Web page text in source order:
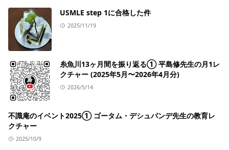
USMLE step 1に合格した件
2025/11/19
糸魚川13ヶ月間を振り返る① 平島修先生の月1レ
クチャー (2025年5月〜2026年4月分)
2026/5/14
不識庵のイベント2025① ゴータム・デシュパンデ先生の教育レ
クチャー
2025/10/9